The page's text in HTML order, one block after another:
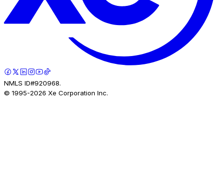
NMLS ID#920968.
© 1995-2026 Xe Corporation Inc.